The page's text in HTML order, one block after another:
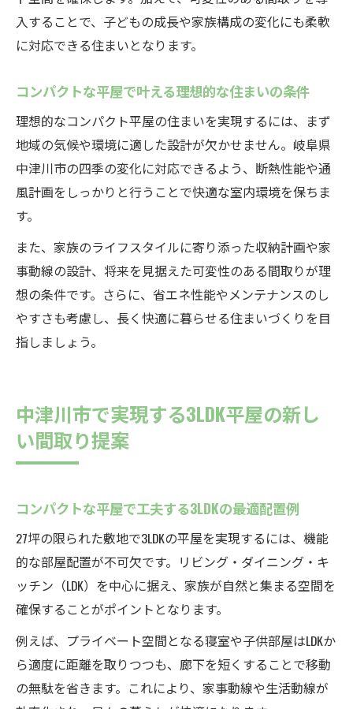
入することで、子どもの成長や家族構成の変化にも柔軟
に対応できる住まいとなります。
コンパクトな平屋で叶える理想的な住まいの条件
理想的なコンパクト平屋の住まいを実現するには、まず
地域の気候や環境に適した設計が欠かせません。岐阜県
中津川市の四季の変化に対応できるよう、断熱性能や通
風計画をしっかりと行うことで快適な室内環境を保ちま
す。
また、家族のライフスタイルに寄り添った収納計画や家
事動線の設計、将来を見据えた可変性のある間取りが理
想の条件です。さらに、省エネ性能やメンテナンスのし
やすさも考慮し、長く快適に暮らせる住まいづくりを目
指しましょう。
中津川市で実現する3LDK平屋の新し
い間取り提案
コンパクトな平屋で工夫する3LDKの最適配置例
27坪の限られた敷地で3LDKの平屋を実現するには、機能
的な部屋配置が不可欠です。リビング・ダイニング・キ
ッチン（LDK）を中心に据え、家族が自然と集まる空間を
確保することがポイントとなります。
例えば、プライベート空間となる寝室や子供部屋はLDKか
ら適度に距離を取りつつも、廊下を短くすることで移動
の無駄を省きます。これにより、家事動線や生活動線が